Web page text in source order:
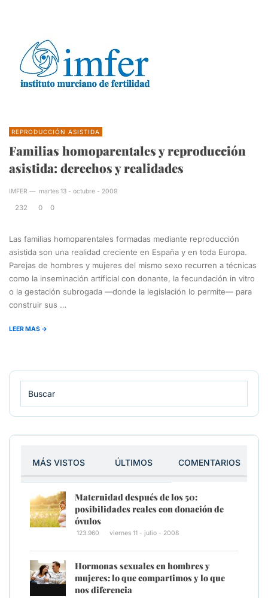
REPRODUCCIÓN ASISTIDA
Familias homoparentales y reproducción
asistida: derechos y realidades
IMFER — martes 13 - octubre - 2009
232 0 0
Las familias homoparentales formadas mediante reproducción
asistida son una realidad creciente en España y en toda Europa.
Parejas de hombres y mujeres del mismo sexo recurren a técnicas
como la inseminación artificial con donante, la fecundación in vitro
o la gestación subrogada —donde la legislación lo permite— para
construir sus …
LEER MAS →
MÁS VISTOS ÚLTIMOS COMENTARIOS
Maternidad después de los 50:
posibilidades reales con donación de
óvulos
123.960 viernes 11 - julio - 2008
Hormonas sexuales en hombres y
mujeres: lo que compartimos y lo que
nos diferencia